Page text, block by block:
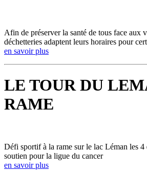
Afin de préserver la santé de tous face aux
déchetteries adaptent leurs horaires pour
en savoir plus
LE TOUR DU
RAME
Défi sportif à la rame sur le lac Léman les 4
soutien pour la ligue du cancer
en savoir plus